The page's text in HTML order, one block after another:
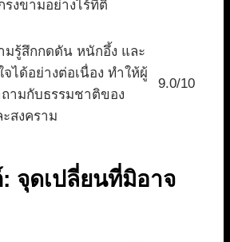
รงขามอย่างไร้ที่ติ
มรู้สึกกดดัน หนักอึ้ง และ
จได้อย่างต่อเนื่อง ทำให้ผู้
ามกับธรรมชาติของ
สงคราม
9.0/10
จุดเปลี่ยนที่มิอาจ